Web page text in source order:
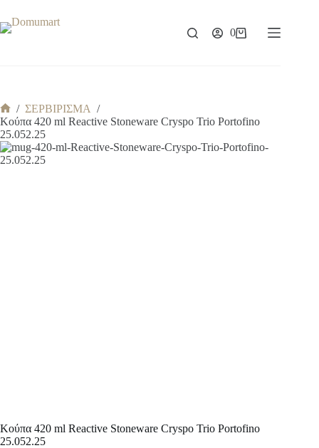
στο
περιεχόμενο
Καλάθι
0
Αρχική
σελίδα
/ ΣΕΡΒΙΡΙΣΜΑ /
Κούπα 420 ml Reactive Stoneware Cryspo Trio Portofino
25.052.25
Κούπα 420 ml Reactive Stoneware Cryspo Trio Portofino
25.052.25